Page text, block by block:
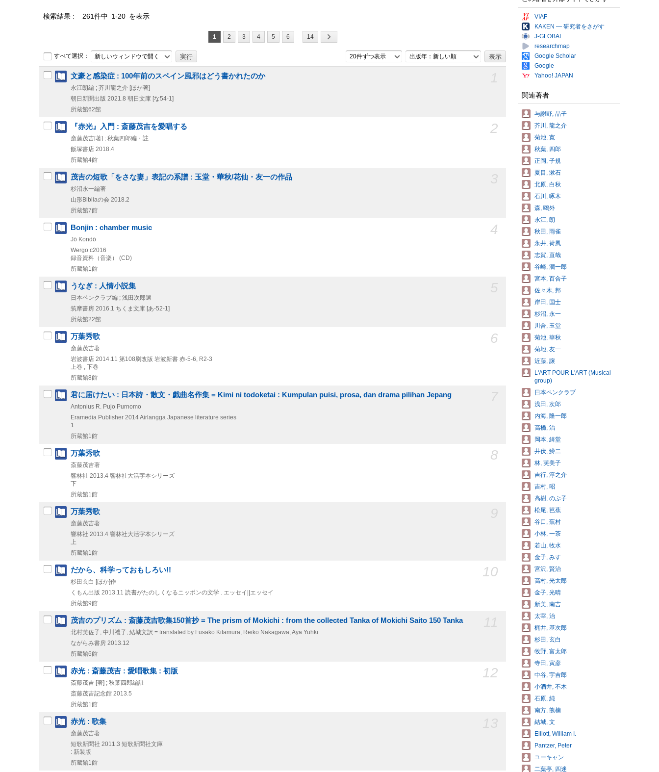
検索結果 261件中 1-20 を表示
1 2 3 4 5 6 ... 14
すべて選択： 新しいウィンドウで開く 20件ずつ表示 出版年：新しい順
文豪と感染症 : 100年前のスペイン風邪はどう書かれたのか
永江朗編 ; 芥川龍之介 [ほか著]
朝日新聞出版 2021.8 朝日文庫 [な54-1]
所蔵館62館
2
『赤光』入門 : 斎藤茂吉を愛唱する
斎藤茂吉[著] ; 秋葉四郎編・註
飯塚書店 2018.4
所蔵館4館
茂吉の短歌「をさな妻」表記の系譜 : 玉堂・華秋/花仙・友一の作品
杉沼永一編著
山形Bibliaの会 2018.2
所蔵館7館
4
Bonjin : chamber music
Jō Kondō
Wergo c2016
録音資料（音楽） (CD)
所蔵館1館
うなぎ : 人情小説集
日本ペンクラブ編 ; 浅田次郎選
筑摩書房 2016.1 ちくま文庫 [あ-52-1]
所蔵館22館
6
万葉秀歌
斎藤茂吉著
岩波書店 2014.11 第108刷改版 岩波新書 赤-5-6, R2-3
上巻 , 下巻
所蔵館8館
君に届けたい : 日本詩・散文・戯曲名作集 = Kimi ni todoketai : Kumpulan puisi, prosa, dan drama pilihan Jepang
Antonius R. Pujo Purnomo
Eramedia Publisher 2014Airlangga Japanese literature series
1
所蔵館1館
8
万葉秀歌
斎藤茂吉著
響林社 2013.4 響林社大活字本シリーズ
下
所蔵館1館
万葉秀歌
斎藤茂吉著
響林社 2013.4 響林社大活字本シリーズ
上
所蔵館1館
10
だから、科学っておもしろい!!
杉田玄白 [ほか]作
くもん出版 2013.11 読書がたのしくなるニッポンの文学 . エッセイ||エッセイ
所蔵館9館
茂吉のプリズム : 斎藤茂吉歌集150首抄 = The prism of Mokichi : from the collected Tanka of Mokichi Saito 150 Tanka
北村芙佐子, 中川禮子, 結城文訳 = translated by Fusako Kitamura, Reiko Nakagawa, Aya Yuhki
ながらみ書房 2013.12
所蔵館6館
12
赤光 : 斎藤茂吉 : 愛唱歌集 : 初版
斎藤茂吉 [著] ; 秋葉四郎編註
斎藤茂吉記念館 2013.5
所蔵館1館
赤光 : 歌集
斎藤茂吉著
短歌新聞社 2011.3 短歌新聞社文庫
: 新装版
所蔵館1館
VIAF
KAKEN — 研究者をさがす
J-GLOBAL
researchmap
Google Scholar
Google
Yahoo! JAPAN
関連著者
与謝野, 晶子
芥川, 龍之介
菊池, 寛
秋葉, 四郎
正岡, 子規
夏目, 漱石
北原, 白秋
石川, 啄木
森, 鴎外
永江, 朗
秋田, 雨雀
永井, 荷風
志賀, 直哉
谷崎, 潤一郎
宮本, 百合子
佐々木, 邦
岸田, 国士
杉沼, 永一
川合, 玉堂
菊池, 華秋
菊地, 友一
近藤, 譲
L'ART POUR L'ART (Musical
group)
日本ペンクラブ
浅田, 次郎
内海, 隆一郎
高橋, 治
岡本, 綺堂
井伏, 鱒二
林, 芙美子
吉行, 淳之介
吉村, 昭
高樹, のぶ子
松尾, 芭蕉
谷口, 蕪村
小林, 一茶
若山, 牧水
金子, みすゞ
宮沢, 賢治
高村, 光太郎
金子, 光晴
新美, 南吉
太宰, 治
梶井, 基次郎
杉田, 玄白
牧野, 富太郎
寺田, 寅彦
中谷, 宇吉郎
小酒井, 不木
石原, 純
南方, 熊楠
結城, 文
Elliott, William I.
Pantzer, Peter
ユーキャン
二葉亭, 四迷